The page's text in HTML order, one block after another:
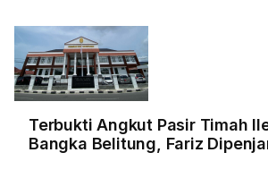
Terbukti Angkut Pasir Timah
Bangka Belitung, Fariz